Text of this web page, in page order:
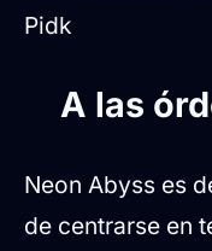
Pidk
A las
Neon Abyss es
de centrarse en